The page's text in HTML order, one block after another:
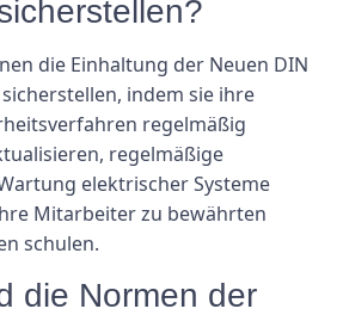
die Einhaltung der Neuen DIN
indem sie ihre
regelmäßig
regelmäßige
elektrischer Systeme
Mitarbeiter zu bewährten
schulen.
die Normen der